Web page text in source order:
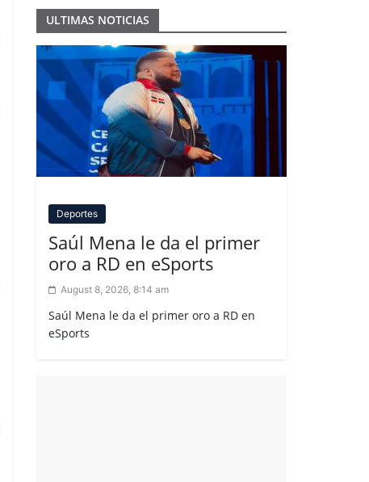
ULTIMAS NOTICIAS
Deportes
Saúl Mena le da el primer
oro a RD en eSports
August 8, 2026, 8:14 am
Saúl Mena le da el primer oro a RD en
eSports